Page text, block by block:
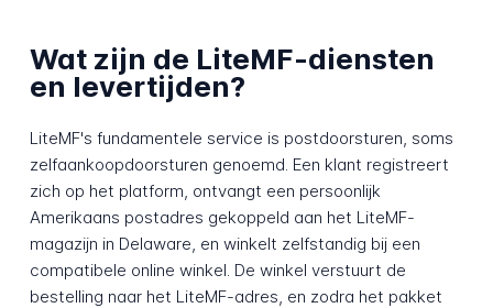
Wat zijn de LiteMF-diensten
en levertijden?
LiteMF's fundamentele service is postdoorsturen, soms
zelf­aankoop­doorsturen genoemd. Een klant registreert
zich op het platform, ontvangt een persoonlijk
Amerikaans postadres gekoppeld aan het LiteMF-
magazijn in Delaware, en winkelt zelfstandig bij een
compatibele online winkel. De winkel verstuurt de
bestelling naar het LiteMF-adres, en zodra het pakket